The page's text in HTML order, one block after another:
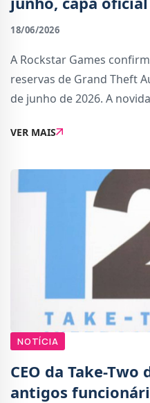
18/06/2026
A Rockstar Games
reservas de Grand Theft
de junho de 2026. A
primeira vez ao público.A
VER MAIS
NOTÍCIA
CEO da Take-
antigos